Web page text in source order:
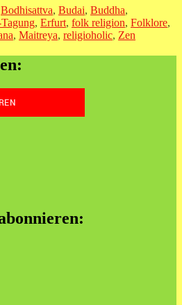
Bodhisattva, Budai, Buddha,
, Erfurt, folk religion, Folklore,
, Maitreya, religioholic, Zen